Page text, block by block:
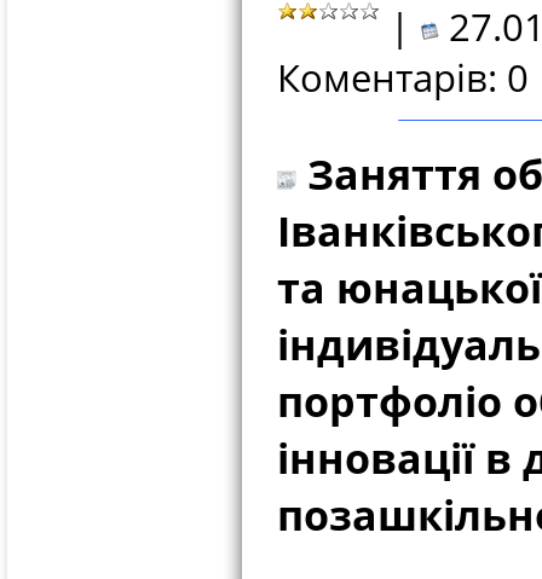
|
Коментарів:
Заняття
та
портфоліо
інновації в